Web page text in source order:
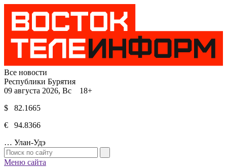
Все новости
Республики Бурятия
09 августа 2026, Вс 18+
$ 82.1665
€ 94.8366
… Улан-Удэ
Меню сайта